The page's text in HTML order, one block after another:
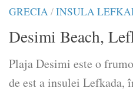
GRECIA/INSULA
Desimi Beach,
Plaja Desimi este o
de est a insulei Lefkada,